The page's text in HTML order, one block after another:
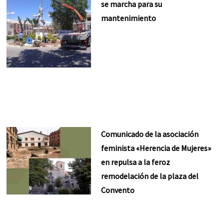
se marcha para su
mantenimiento
Comunicado de la asociación
feminista «Herencia de Mujeres»
en repulsa a la feroz
remodelación de la plaza del
Convento